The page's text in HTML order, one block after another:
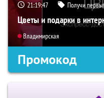
21:19:46 Получи
Цветы и подарки в
Владимирская
Промокод